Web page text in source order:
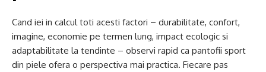
Cand iei in calcul toti acesti factori – durabilitate, confort,
imagine, economie pe termen lung, impact ecologic si
adaptabilitate la tendinte – observi rapid ca pantofii sport
din piele ofera o perspectiva mai practica. Fiecare pas